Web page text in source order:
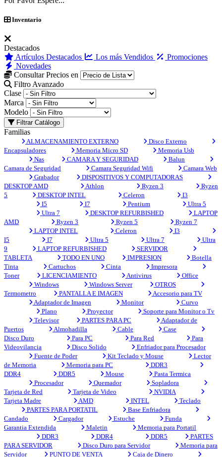
Inventario
Destacados
Artículos Destacados
Los más Vendidos
Promociones
Novedades
Consultar Precios en
Filtro Avanzado
Clase
Marca
Modelo
Filtrar Catálogo
Familias
ALMACENAMIENTO EXTERNO
Disco Externo
Encapsuladores
Memoria Micro SD
Memoria Usb
Nas
CAMARA Y SEGURIDAD
Balun
Camara de Seguridad
Camara Seguridad Wifi
Camara Web
Grabador
DISPOSITIVOS Y COMPUTADORAS
DESKTOP AMD
Athlon Ryzen 3
Ryzen
5
DESKTOP INTEL Celeron
I3
I5
I7 Pentium
Ultra 5
Ultra 7
DESKTOP REFURBISHED
LAPTOP
AMD
Ryzen 3 Ryzen 5
Ryzen 7
LAPTOP INTEL
Celeron
I3
I5
I7 Ultra 5 Ultra 7
Ultra
9
LAPTOP REFURBISHED
SERVIDOR
TABLETA
TODO EN UNO IMPRESION
Botella
Tinta
Cartuchos Cinta
Impresora
Toner
LICENCIAMIENTO Antivirus
Office
Windows
Windows Server
OTROS
Termometro
PANTALLA E IMAGEN
Accesorio para TV
Adaptador de Imagen
Monitor
Curvo
Plano
Proyector
Soporte para Monitor o Tv
Televisor
PARTES PARA PC
Adaptador de
Puertos
Almohadilla Cable
Case
Disco Duro
Para PC Para Red
Para
Videovilancia
Disco Solido
Enfriador para Procesador
Fuente de Poder
Kit Teclado y Mouse
Lector
de Memoria
Memoria para PC
DDR3
DDR4
DDR5 Mouse
Pasta Termica
Procesador
Quemador
Sopladora
Tarjeta de Red
Tarjeta de Video
NVIDIA
Tarjeta Madre
AMD INTEL
Teclado
PARTES PARA PORTATIL
Base Enfriadora
Candado
Cargador Estuche
Funda
Garantia Extendida
Maletin
Memoria para Portatil
DDR3
DDR4 DDR5
PARTES
PARA SERVIDOR
Disco Duro para Servidor
Memoria para
Servidor
PUNTO DE VENTA Caja de Dinero